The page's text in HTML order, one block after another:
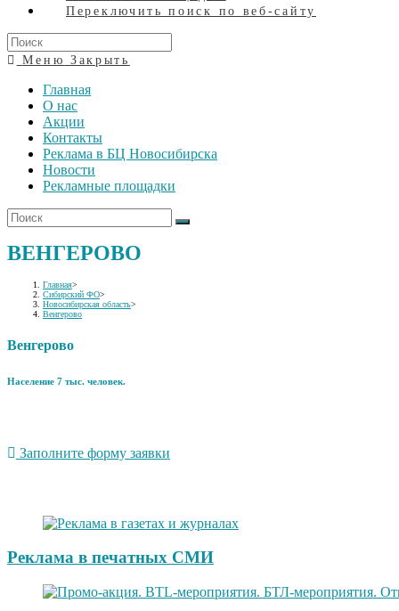
Переключить поиск по веб-сайту
Меню Закрыть
Главная
О нас
Акции
Контакты
Реклама в БЦ Новосибирска
Новости
Рекламные площадки
ВЕНГЕРОВО
Главная>
Сибирский ФО>
Новосибирская область>
Венгерово
Венгерово
Население 7 тыс. человек.
Заполните форму заявки
Реклама в печатных СМИ